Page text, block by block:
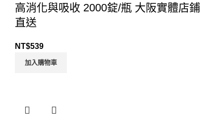
高消化與吸收 2000錠/瓶 大阪實體店鋪
直送
NT$539
加入購物車